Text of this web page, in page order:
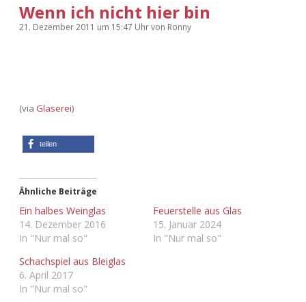
KFMW-Disco
Wandnotizen
Contact
Adventskalender 2013
Adventskalender 2014
Adventskalender 2015
Wenn ich nicht hier bin
21. Dezember 2011 um 15:47 Uhrvon Ronny
(via Glaserei)
teilen
Ähnliche Beiträge
Ein halbes Weinglas
14. Dezember 2016
In "Nur mal so"
Feuerstelle aus Glas
15. Januar 2024
In "Nur mal so"
Schachspiel aus Bleiglas
6. April 2017
In "Nur mal so"